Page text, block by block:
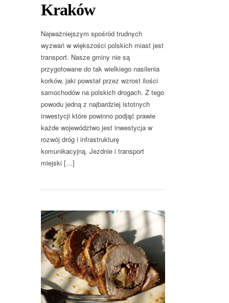
Kraków
Najważniejszym spośród trudnych
wyzwań w większości polskich miast jest
transport. Nasze gminy nie są
przygotowane do tak wielkiego nasilenia
korków, jaki powstał przez wzrost ilości
samochodów na polskich drogach. Z tego
powodu jedną z najbardziej istotnych
inwestycji które powinno podjąć prawie
każde województwo jest inwestycja w
rozwój dróg i infrastrukturę
komunikacyjną. Jezdnie i transport
miejski […]